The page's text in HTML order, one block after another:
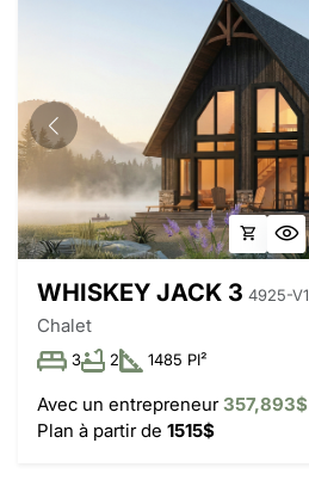
WHISKEY JACK 3 4925-V1
Chalet
3 2 1485 PI²
Avec un entrepreneur357,893$
Plan à partir de 1515$